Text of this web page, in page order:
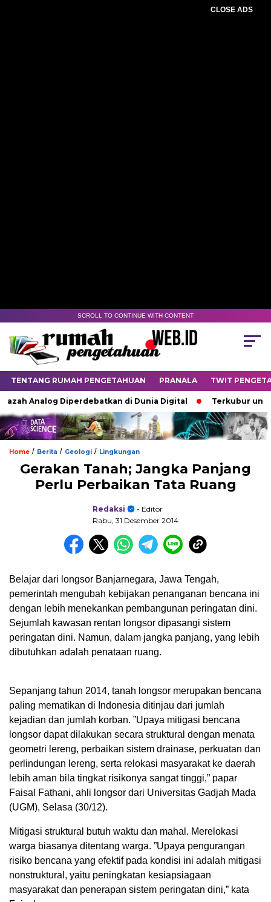
CLOSE ADS
SCROLL TO CONTINUE WITH CONTENT
TENTANG RUMAH PENGETAHUAN PRANALA TWIT
Analog Diperdebatkan di Dunia Digital Terkubur untuk
Home / Berita / Geologi / Lingkungan
Gerakan Tanah; Jangka Panjang
Perlu Perbaikan Tata Ruang
Redaksi
- Editor
Rabu, 31 Desember 2014
Belajar dari longsor Banjarnegara, Jawa Tengah,
pemerintah mengubah kebijakan penanganan bencana ini
dengan lebih menekankan pembangunan peringatan dini.
Sejumlah kawasan rentan longsor dipasangi sistem
peringatan dini. Namun, dalam jangka panjang, yang lebih
dibutuhkan adalah penataan ruang.
Sepanjang tahun 2014, tanah longsor merupakan bencana
paling mematikan di Indonesia ditinjau dari jumlah
kejadian dan jumlah korban. ”Upaya mitigasi bencana
longsor dapat dilakukan secara struktural dengan menata
geometri lereng, perbaikan sistem drainase, perkuatan dan
perlindungan lereng, serta relokasi masyarakat ke daerah
lebih aman bila tingkat risikonya sangat tinggi,” papar
Faisal Fathani, ahli longsor dari Universitas Gadjah Mada
(UGM), Selasa (30/12).
Mitigasi struktural butuh waktu dan mahal. Merelokasi
warga biasanya ditentang warga. ”Upaya pengurangan
risiko bencana yang efektif pada kondisi ini adalah mitigasi
nonstruktural, yaitu peningkatan kesiapsiagaan
masyarakat dan penerapan sistem peringatan dini,” kata